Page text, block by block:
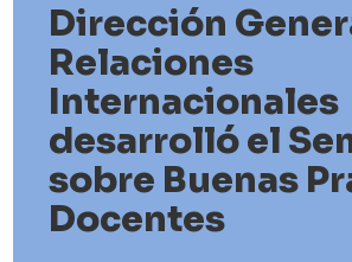
Dirección
Relaciones
Internacionales
desarrolló el
sobre Buenas
Docentes